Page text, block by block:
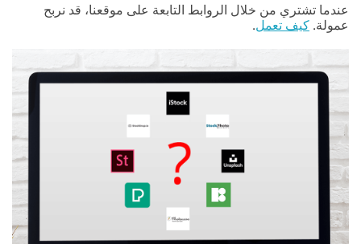
عندما تشتري من خلال الروابط التابعة على موقعنا، قد نربح
عمولة. كيف تعمل.